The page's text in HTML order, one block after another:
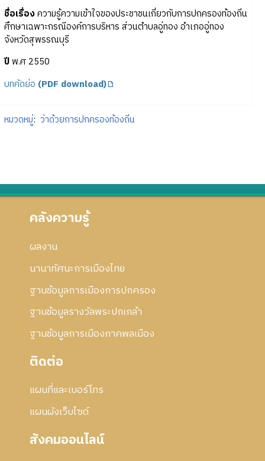
ชื่อเรื่องความรู้ความเข้าใจของประชาชนเกี่ยวกับการปกครองท้องถิ่น
ศึกษาเฉพาะกรณีองค์การบริหาร ส่วนตำบลอู่ทอง อำเภออู่ทอง
จังหวัดสุพรรณบุรี
ปีพ.ศ 2550
บทคัดย่อ (PDF download)
หมวดหมู่: ว่าด้วยการปกครองท้องถิ่น
คลังความรู้
ผลงาน
นานาทัศนะการเมืองไทย
ฐานข้อมูลการเมืองการปกครอง
ฐานข้อมูลรางวัลพระปกเกล้า
ฐานข้อมูลการเมืองภาคพลเมือง
ติดต่อ
แผนที่และเบอร์โทร
แผนผังเว็บไซด์
สังคมออนไลน์